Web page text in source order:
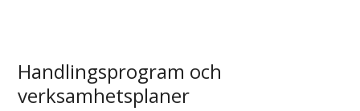
Handlingsprogram och
verksamhetsplaner